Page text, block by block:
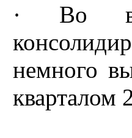
· Во
немного
кварталом